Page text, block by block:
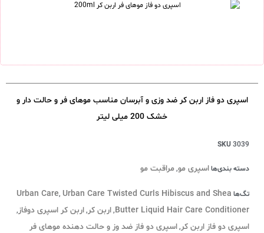
اسپری دو فاز اربن کر ضد وزی و آبرسان مناسب موهای فر و حالت دار و
خشک 200 میلی لیتر
SKU3039
دسته بندی‌هااسپری مو,مراقبت مو
تگ‌ها Urban Care, Urban Care Twisted Curls Hibiscus and Shea
Butter Liquid Hair Care Conditioner
,اربن کر,اربن کر اسپری دوفاز,
اسپری دو فاز اربن کر,اسپری دو فاز ضد وز و حالت دهنده موهای فر